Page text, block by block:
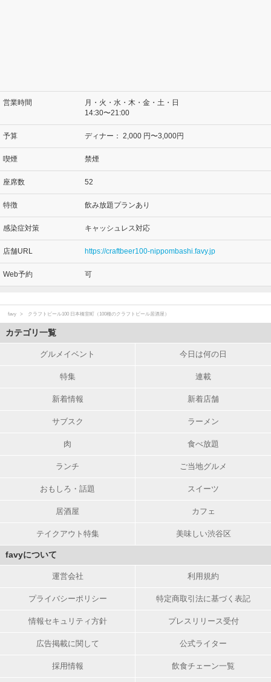
営業時間
月・火・水・木・金・土・日
14:30〜21:00
予算 ディナー： 2,000 円〜3,000円
喫煙 禁煙
座席数 52
特徴 飲み放題プランあり
感染症対策 キャッシュレス対応
店舗URL https://craftbeer100-nippombashi.favy.jp
Web予約 可
favy クラフトビール100 日本橋室町（100種のクラフトビール居酒屋）
カテゴリ一覧
グルメイベント 今日は何の日
特集 連載
新着情報 新着店舗
サブスク ラーメン
肉 食べ放題
ランチ ご当地グルメ
おもしろ・話題 スイーツ
居酒屋 カフェ
テイクアウト特集 美味しい渋谷区
favyについて
運営会社 利用規約
プライバシーポリシー 特定商取引法に基づく表記
情報セキュリティ方針 プレスリリース受付
広告掲載に関して 公式ライター
採用情報 飲食チェーン一覧